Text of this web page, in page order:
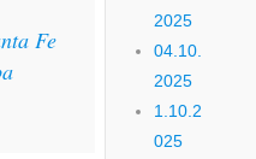
Fe
2025
04.10.
2025
1.10.2
025